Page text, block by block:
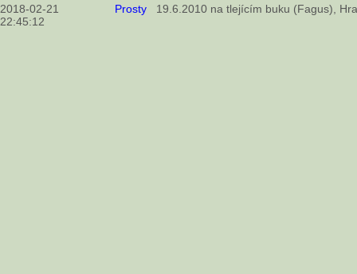
2018-02-21
22:45:12
Prosty 19.6.2010 na tlejícím buku (Fagus),